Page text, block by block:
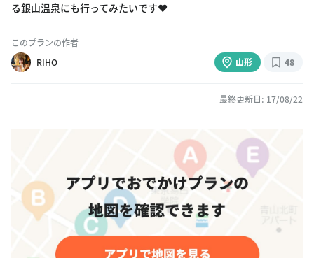
る銀山温泉にも行ってみたいです❤️
このプランの作者
RIHO
山形 48
最終更新日: 17/08/22